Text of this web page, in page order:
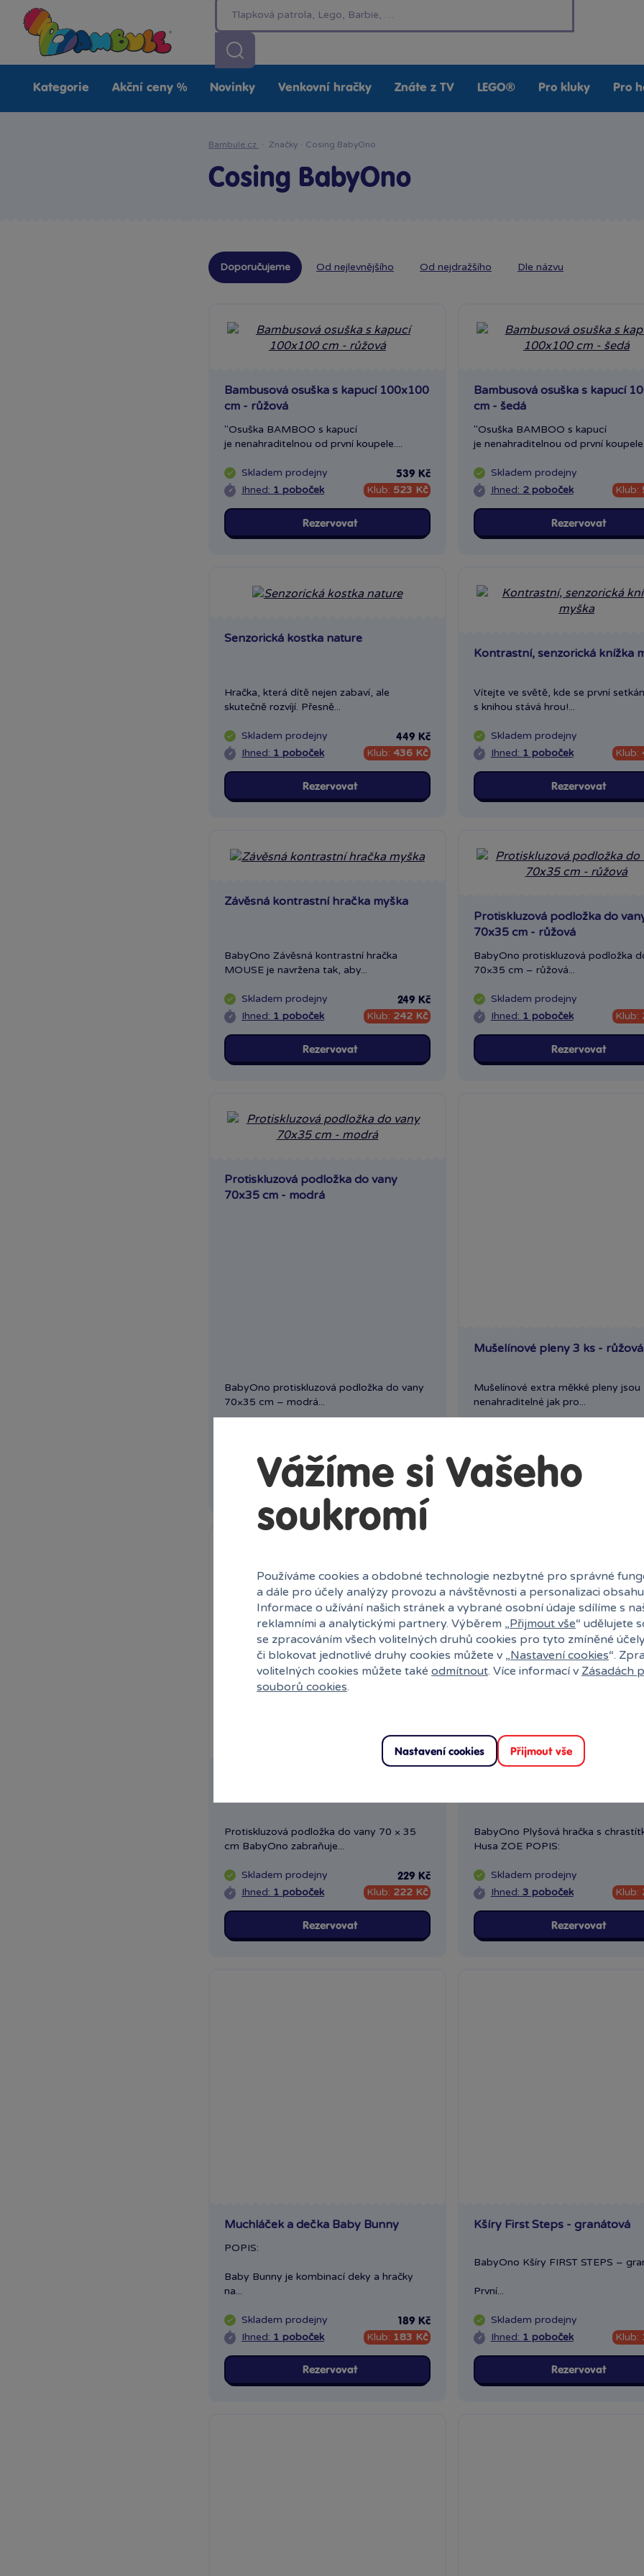
Kategorie Akční ceny % Novinky Venkovní hračky Znáte z TV LEGO® Pro kluky Pro
Bambule.cz · Značky · Cosing BabyOno
Cosing BabyOno
Doporučujeme Od nejlevnějšího Od nejdražšího Dle názvu
Bambusová osuška s kapucí 100x100
cm - růžová
"Osuška BAMBOO s kapucí
je nenahraditelnou od první koupele....
Skladem prodejny
Ihned: 1 poboček
539 Kč
Klub: 523 Kč
Rezervovat
Bambusová osuška s kapucí
cm - šedá
"Osuška BAMBOO s kapucí
je nenahraditelnou od první
Skladem prodejny
Ihned: 2 poboček Klub:
Rezervovat
Senzorická kostka nature
Hračka, která dítě nejen zabaví, ale
skutečně rozvíjí. Přesně...
Skladem prodejny
Ihned: 1 poboček
449 Kč
Klub: 436 Kč
Rezervovat
Kontrastní, senzorická knížka
Vítejte ve světě, kde se první
s knihou stává hrou!...
Skladem prodejny
Ihned: 1 poboček Klub:
Rezervovat
Závěsná kontrastní hračka myška
BabyOno Závěsná kontrastní hračka
MOUSE je navržena tak, aby...
Skladem prodejny
Ihned: 1 poboček
249 Kč
Klub: 242 Kč
Rezervovat
Protiskluzová podložka do
70x35 cm - růžová
BabyOno protiskluzová podložka
70×35 cm – růžová...
Skladem prodejny
Ihned: 1 poboček Klub:
Rezervovat
Protiskluzová podložka do vany
70x35 cm - modrá
BabyOno protiskluzová podložka do vany
70×35 cm – modrá...
Rezervovat
Mušelínové pleny 3 ks - růžová
Mušelínové extra měkké pleny jsou
nenahraditelné jak pro...
Rezervovat
Protiskluzová podložka do vany 70 × 35
cm BabyOno zabraňuje...
Skladem prodejny
Ihned: 1 poboček
229 Kč
Klub: 222 Kč
Rezervovat
BabyOno Plyšová hračka s
Husa ZOE POPIS:
Skladem prodejny
Ihned: 3 poboček Klub:
Rezervovat
Muchláček a dečka Baby Bunny
POPIS:
Baby Bunny je kombinací deky a hračky
na...
Skladem prodejny
Ihned: 1 poboček
189 Kč
Klub: 183 Kč
Rezervovat
BabyOno Kšíry FIRST STEPS –
První...
Skladem prodejny
Ihned: 1 poboček Klub:
Rezervovat
Vážíme si Vašeho
soukromí
Používáme cookies a obdobné technologie nezbytné pro správné
a dále pro účely analýzy provozu a návštěvnosti a personalizaci
Informace o užívání našich stránek a vybrané osobní údaje sdílíme s
reklamními a analytickými partnery. Výběrem „Přijmout vše“ udělujete
se zpracováním všech volitelných druhů cookies pro tyto zmíněné
či blokovat jednotlivé druhy cookies můžete v „Nastavení cookies“.
volitelných cookies můžete také odmítnout. Více informací v Zásadách
souborů cookies.
Nastavení cookies Přijmout vše